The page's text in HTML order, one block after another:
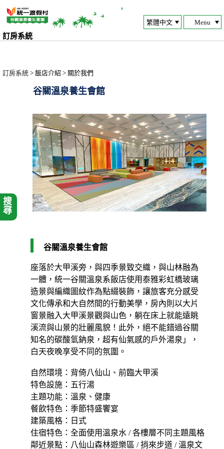
訂房系統
Menu
訂房系統 > 飯店介紹 > 關於我們
搜尋
谷關溫泉養生會館
谷關溫泉養生會館
座落於大甲溪旁，與四季景致交織，與山林融為
一體，統一谷關溫泉系飯店使用泰雅彩虹橋玻璃
造景與編織圖紋作為點綴裝飾，讓旅客充分感受
文化傳承和大自然間的行動美學，房內則以大片
窗景融入大甲溪景觀與山色，躺在床上就能遠眺
溪流與山景的壯麗風貌！此外，絕不能錯過谷關
知名的碳酸氫鈉泉，超有仙氣感的戶外湯泉」，
白天夜晚享受不同的氛圍。
自然環境：背倚八仙山、前臨大甲溪
特色設施：五行湯
主題功能：溫泉、健康
餐飲特色：季節特盛饗宴
建築風格：日式
住宿特色：全面使用溫泉水 / 各樓層不同主題風格
鄰近景點：八仙山森林遊樂區 / 捎來步道 / 溫泉文